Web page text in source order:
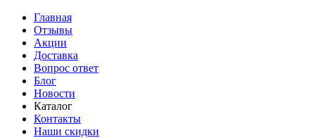
Главная
Отзывы
Акции
Доставка
Вопрос ответ
Блог
Новости
Каталог
Контакты
Наши скидки